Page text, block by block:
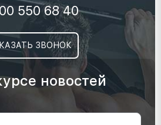
550 68 40
ЗВОНОК
новостей